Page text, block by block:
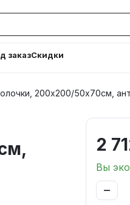
заказСкидки
200х200/50х70см,
2
Вы
−